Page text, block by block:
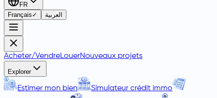
FR
Français ✓ العربية
Acheter/VendreLouerNouveaux projets
Explorer
Estimer mon bien Simulateur crédit immo